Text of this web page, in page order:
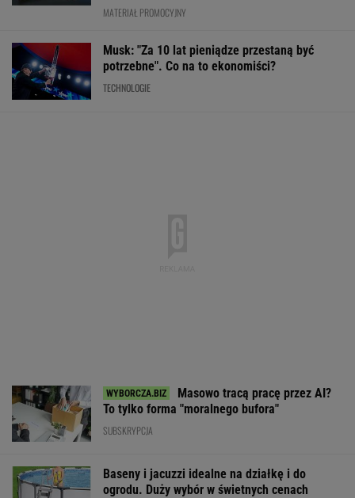
MATERIAŁ PROMOCYJNY
Musk: "Za 10 lat pieniądze przestaną być
potrzebne". Co na to ekonomiści?
TECHNOLOGIE
Masowo tracą pracę przez AI?
To tylko forma "moralnego bufora"
SUBSKRYPCJA
Baseny i jacuzzi idealne na działkę i do
ogrodu. Duży wybór w świetnych cenach